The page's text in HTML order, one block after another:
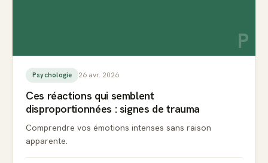
P
Psychologie 26 avr. 2026
Ces réactions qui semblent
disproportionnées : signes de trauma
Comprendre vos émotions intenses sans raison
apparente.